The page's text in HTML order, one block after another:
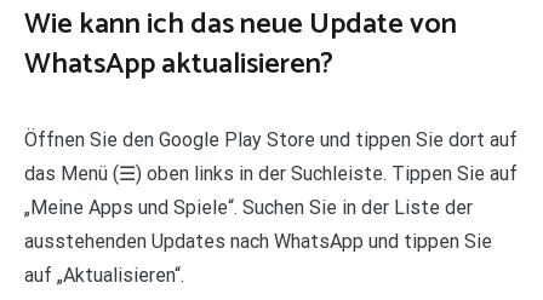
Wie kann ich das neue Update von
WhatsApp aktualisieren?
Öffnen Sie den Google Play Store und tippen Sie dort auf
das Menü (☰) oben links in der Suchleiste. Tippen Sie auf
„Meine Apps und Spiele“. Suchen Sie in der Liste der
ausstehenden Updates nach WhatsApp und tippen Sie
auf „Aktualisieren“.